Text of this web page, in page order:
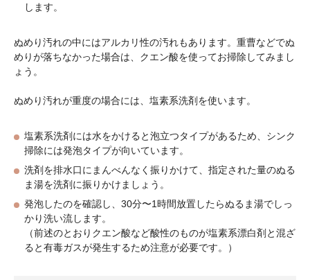
します。
ぬめり汚れの中にはアルカリ性の汚れもあります。重曹などでぬ
めりが落ちなかった場合は、クエン酸を使ってお掃除してみまし
ょう。
ぬめり汚れが重度の場合には、塩素系洗剤を使います。
塩素系洗剤には水をかけると泡立つタイプがあるため、シンク
掃除には発泡タイプが向いています。
洗剤を排水口にまんべんなく振りかけて、指定された量のぬる
ま湯を洗剤に振りかけましょう。
発泡したのを確認し、30分〜1時間放置したらぬるま湯でしっ
かり洗い流します。
（前述のとおりクエン酸など酸性のものが塩素系漂白剤と混ざ
ると有毒ガスが発生するため注意が必要です。）